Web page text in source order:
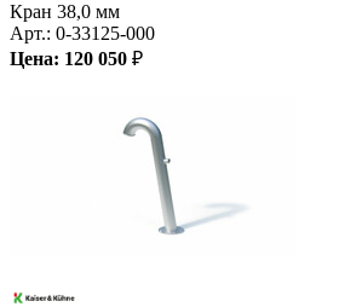
Кран 38,0 мм
Арт.: 0-33125-000
Цена: 120 050 ₽